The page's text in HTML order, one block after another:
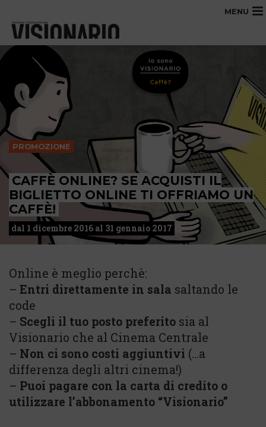
MENU
PROMOZIONE
CAFFÈ ONLINE? SE ACQUISTI IL
BIGLIETTO ONLINE TI OFFRIAMO UN
CAFFÈ!
dal 1 dicembre 2016 al 31 gennaio 2017
Online è meglio perchè:
– Entri direttamente in sala saltando le
code
– Scegli il tuo posto preferito sia al
Visionario che al Cinema Centrale
– Non ci sono costi aggiuntivi (…a
differenza degli altri cinema!)
– Puoi pagare con la carta di credito o
utilizzare l’abbonamento “Visionario”